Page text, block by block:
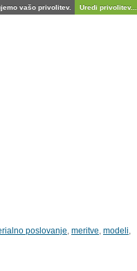
vašo privolitev. Uredi privolitev...
poslovanje meritve modeli